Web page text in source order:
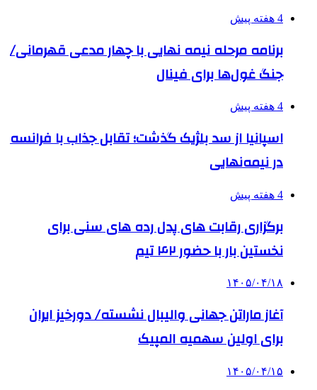
4 هفته پیش
برنامه مرحله نیمه نهایی با چهار مدعی قهرمانی/
جنگ غول‌ها برای فینال
4 هفته پیش
اسپانیا از سد بلژیک گذشت؛ تقابل جذاب با فرانسه
در نیمه‌نهایی
4 هفته پیش
برگزاری رقابت های پدل رده های سنی برای
نخستین بار با حضور ۴۲ تیم
۱۴۰۵/۰۴/۱۸
آغاز ماراتن جهانی والیبال نشسته/ دورخیز ایران
برای اولین سهمیه المپیک
۱۴۰۵/۰۴/۱۵